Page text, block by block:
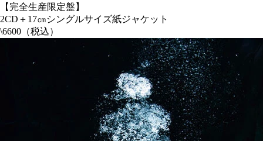
【完全生産限定盤】
2CD＋17㎝シングルサイズ紙ジャケット
\6600（税込）